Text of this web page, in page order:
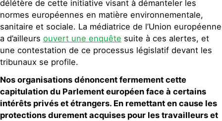
délétère de cette initiative visant à démanteler les
normes européennes en matière environnementale,
sanitaire et sociale. La médiatrice de l’Union européenne
a d’ailleurs ouvert une enquête suite à ces alertes, et
une contestation de ce processus législatif devant les
tribunaux se profile.
Nos organisations dénoncent fermement cette
capitulation du Parlement européen face à certains
intérêts privés et étrangers. En remettant en cause les
protections durement acquises pour les travailleurs et